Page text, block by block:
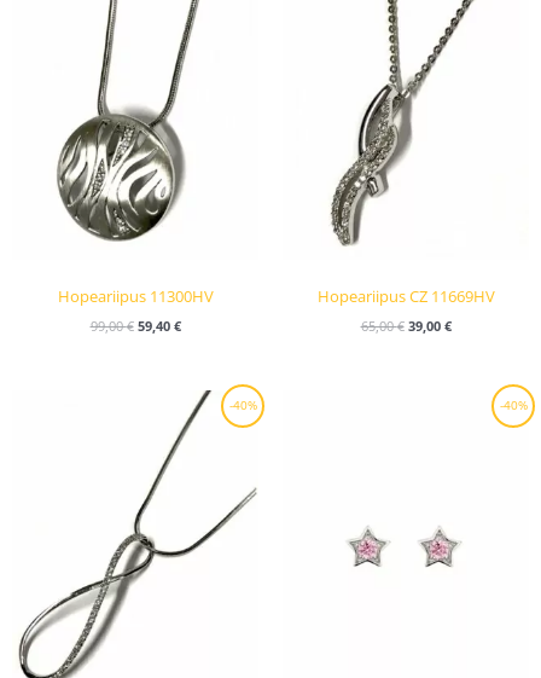
Hopeariipus 11300HV
99,00€ 59,40 €
Hopeariipus CZ 11669HV
65,00€ 39,00 €
-40%
Alkuperäinen
89,00 €.
Nykyinen
hinta
on:
53,40 €.
-40%
Alkuperäinen
Nykyinen